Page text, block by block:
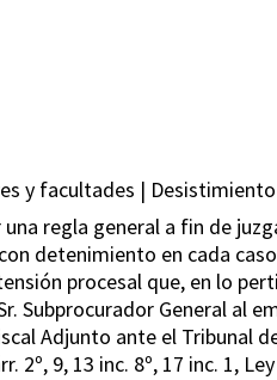
y facultades |
regla general a fin de
detenimiento en cada
procesal que, en lo
Subprocurador General al
Adjunto ante el Tribunal
2º, 9, 13 inc. 8º, 17 inc. 1,